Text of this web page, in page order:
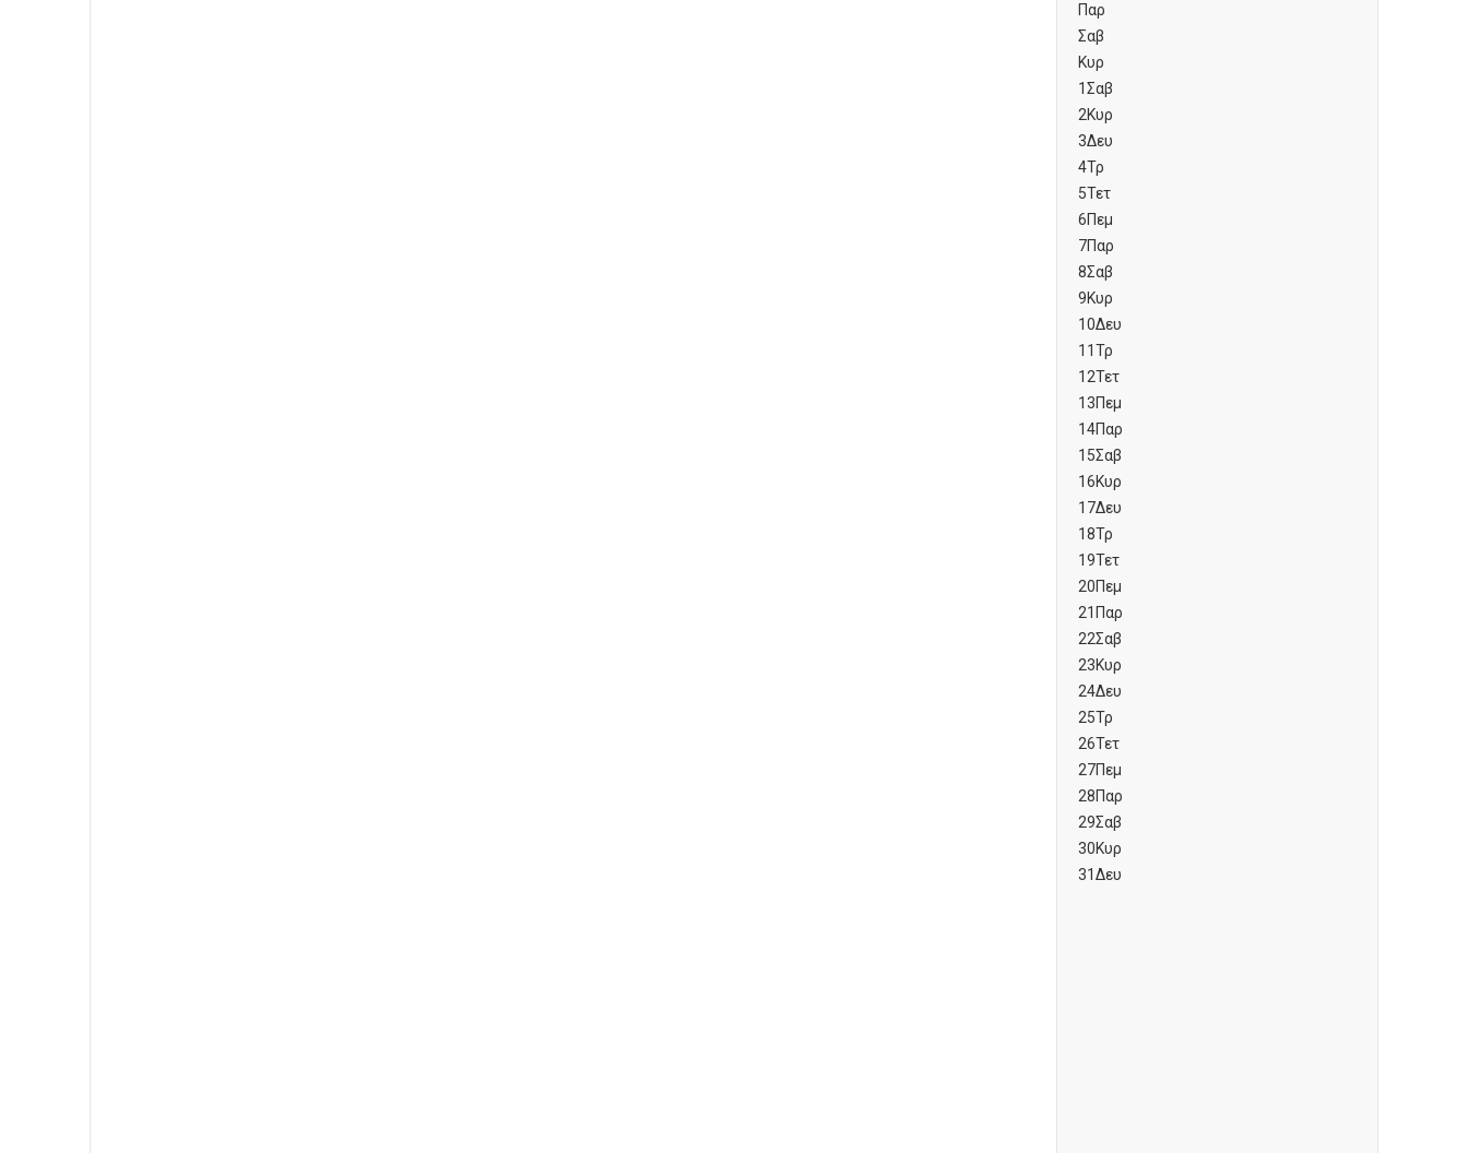
Παρ
Σαβ
Κυρ
1Σαβ
2Κυρ
3Δευ
4Τρ
5Τετ
6Πεμ
7Παρ
8Σαβ
9Κυρ
10Δευ
11Τρ
12Τετ
13Πεμ
14Παρ
15Σαβ
16Κυρ
17Δευ
18Τρ
19Τετ
20Πεμ
21 Παρ
22Σαβ
23Κυρ
24Δευ
25Τρ
26Τετ
27Πεμ
28Παρ
29Σαβ
30Κυρ
31Δευ